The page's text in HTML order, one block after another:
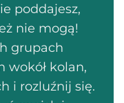
poddajesz,
nie mogą!
grupach
wokół kolan,
i rozluźnij się.